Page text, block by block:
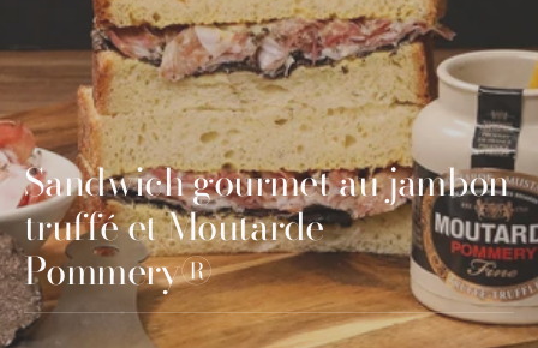
Sandwich gourmet au jambon
truffé et Moutarde
Pommery®